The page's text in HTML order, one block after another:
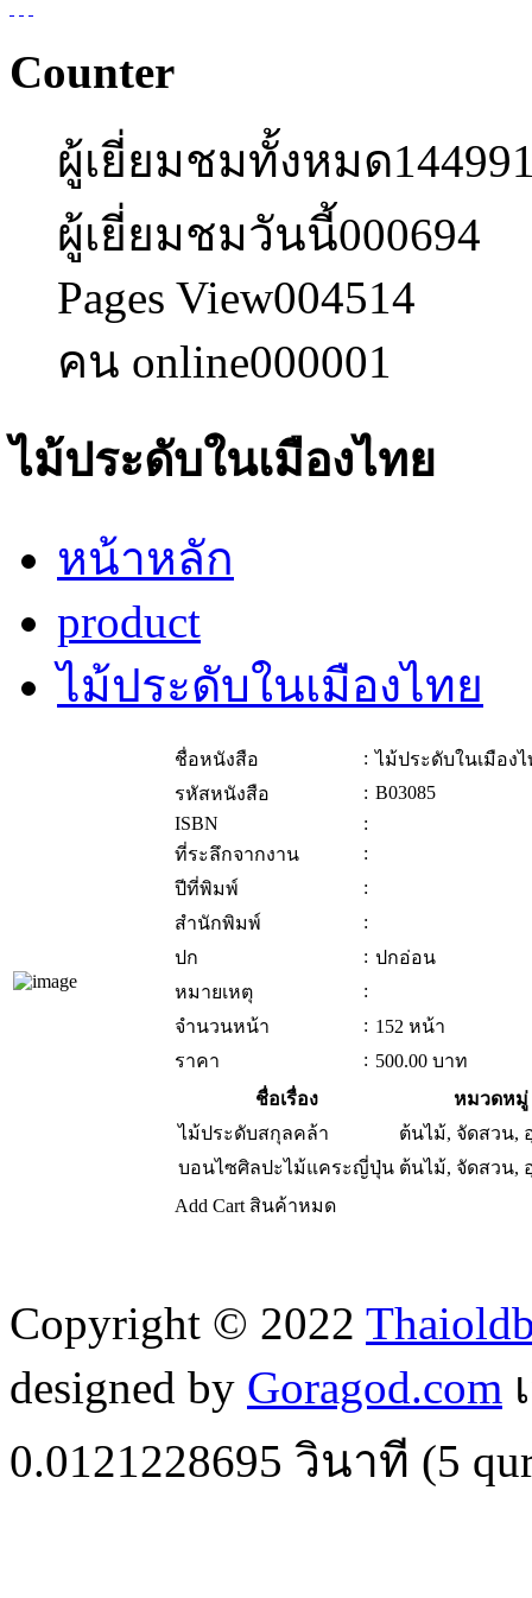
Counter
ผู้เยี่ยมชมทั้งหมด
ผู้เยี่ยมชมวันนี้000694
Pages View004514
คน online000001
ไม้ประดับในเมืองไทย
หน้าหลัก
product
ไม้ประดับในเมืองไทย
ชื่อหนังสือ : ไม้ประดับในเมือง
รหัสหนังสือ
: B03085
ISBN
:
ที่ระลึกจากงาน
:
ปีที่พิมพ์
:
สำนักพิมพ์
:
ปก
: ปกอ่อน
หมายเหตุ
:
จำนวนหน้า
: 152 หน้า
ราคา
: 500.00 บาท
ชื่อเรื่อง
หมวดหมู่
ไม้ประดับสกุลคล้า
ต้นไม้, จัดสวน,
บอนไซศิลปะไม้แคระญี่ปุ่น ต้นไม้, จัดสวน,
Add Cart สินค้าหมด
Copyright © 2022
designed by Goragod.com
0.0121228695 วินาที (5